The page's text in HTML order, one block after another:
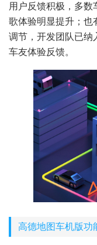
用户反馈积极，多
歌体验明显提升；也
调节，开发团队已纳
车友体验反馈。
高德地图车机版功